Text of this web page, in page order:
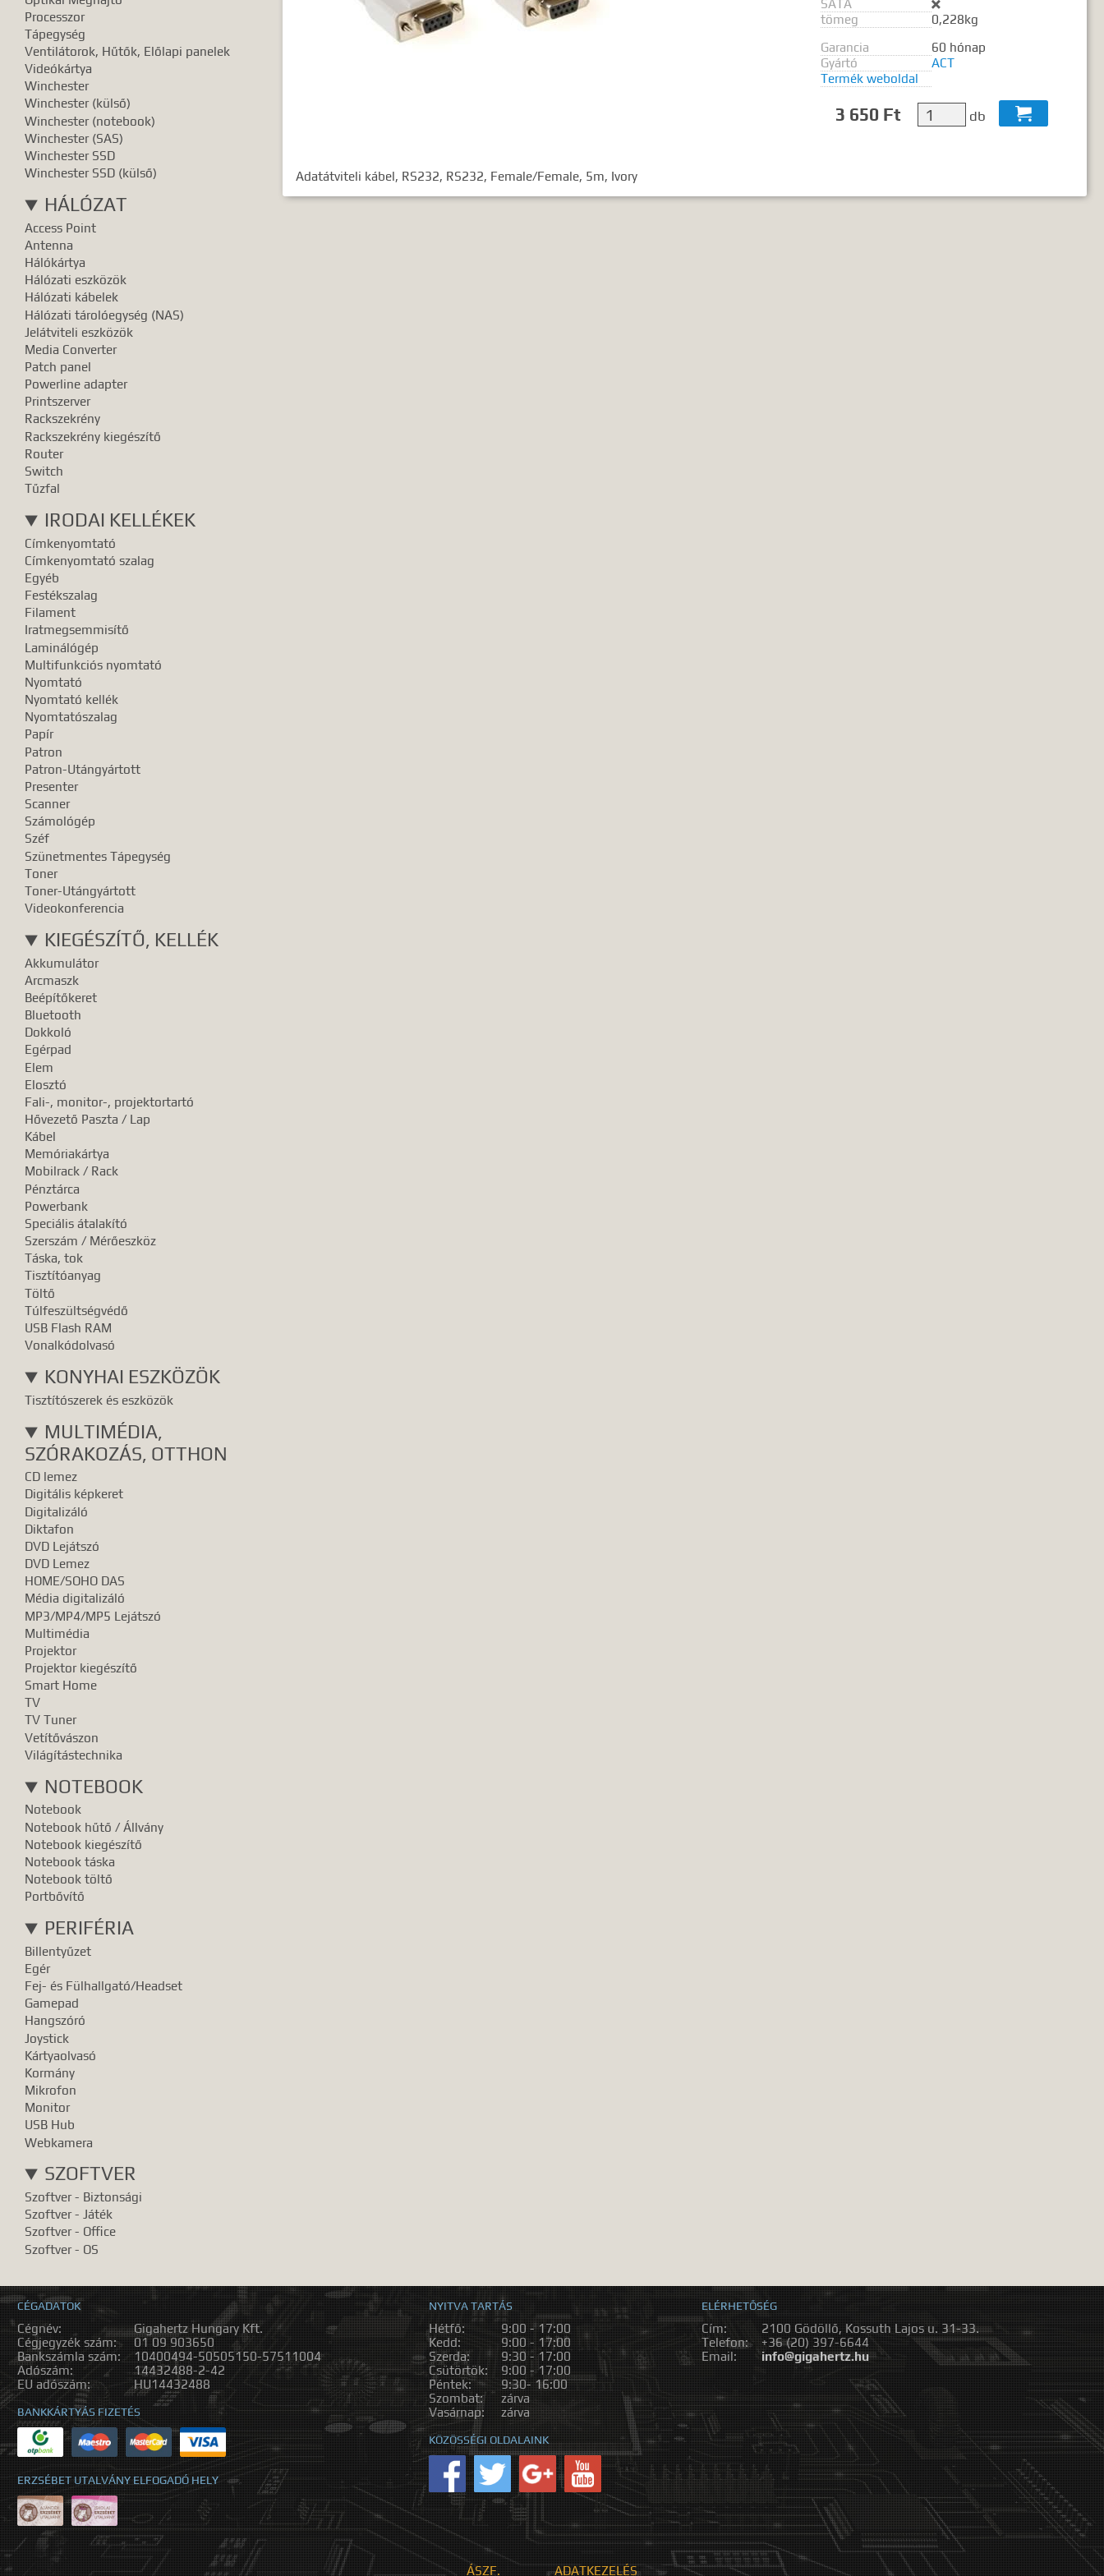
Pontos egyezéshez mindkét esetben használhatja az idézőjeleket:
Processzor
Tápegység
Ventilátorok, Hűtők, Előlapi panelek
Videókártya
Winchester
Winchester (külső)
Winchester (notebook)
Winchester (SAS)
Winchester SSD
Winchester SSD (külső)
HÁLÓZAT
Access Point
Antenna
Hálókártya
Hálózati eszközök
Hálózati kábelek
Hálózati tárolóegység (NAS)
Jelátviteli eszközök
Media Converter
Patch panel
Powerline adapter
Printszerver
Rackszekrény
Rackszekrény kiegészítő
Router
Switch
Tűzfal
IRODAI KELLÉKEK
Címkenyomtató
Címkenyomtató szalag
Egyéb
Festékszalag
Filament
Iratmegsemmisítő
Laminálógép
Multifunkciós nyomtató
Nyomtató
Nyomtató kellék
Nyomtatószalag
Papír
Patron
Patron-Utángyártott
Presenter
Scanner
Számológép
Széf
Szünetmentes Tápegység
Toner
Toner-Utángyártott
Videokonferencia
KIEGÉSZÍTŐ, KELLÉK
Akkumulátor
Arcmaszk
Beépítőkeret
Bluetooth
Dokkoló
Egérpad
Elem
Elosztó
Fali-, monitor-, projektortartó
Hővezető Paszta / Lap
Kábel
Memóriakártya
Mobilrack / Rack
Pénztárca
Powerbank
Speciális átalakító
Szerszám / Mérőeszköz
Táska, tok
Tisztítóanyag
Töltő
Túlfeszültségvédő
USB Flash RAM
Vonalkódolvasó
KONYHAI ESZKÖZÖK
Tisztítószerek és eszközök
MULTIMÉDIA,
SZÓRAKOZÁS, OTTHON
CD lemez
Digitális képkeret
Digitalizáló
Diktafon
DVD Lejátszó
DVD Lemez
HOME/SOHO DAS
Média digitalizáló
MP3/MP4/MP5 Lejátszó
Multimédia
Projektor
Projektor kiegészítő
Smart Home
TV
TV Tuner
Vetítővászon
Világítástechnika
NOTEBOOK
Notebook
Notebook hűtő / Állvány
Notebook kiegészítő
Notebook táska
Notebook töltő
Portbővítő
PERIFÉRIA
Billentyűzet
Egér
Fej- és Fülhallgató/Headset
Gamepad
Hangszóró
Joystick
Kártyaolvasó
Kormány
Mikrofon
Monitor
USB Hub
Webkamera
SZOFTVER
Szoftver - Biztonsági
Szoftver - Játék
Szoftver - Office
Szoftver - OS
SATA 
tömeg
0,228kg
Garancia
60 hónap
Gyártó
ACT
Termék weboldal
3 650 Ft db 
Adatátviteli kábel, RS232, RS232, Female/Female, 5m, Ivory
CÉGADATOK
Cégnév:
Gigahertz Hungary Kft.
Cégjegyzék szám:
01 09 903650
Bankszámla szám:
10400494-50505150-57511004
Adószám:
14432488-2-42
EU adószám:
HU14432488
BANKKÁRTYÁS FIZETÉS
ERZSÉBET UTALVÁNY ELFOGADÓ HELY
NYITVA TARTÁS
Hétfő:
9:00 - 17:00
Kedd:
9:00 - 17:00
Szerda:
9:30 - 17:00
Csütörtök:
9:00 - 17:00
Péntek:
9:30- 16:00
Szombat:
zárva
Vasárnap:
zárva
KÖZÖSSÉGI OLDALAINK
ELÉRHETŐSÉG
Cím:
2100 Gödöllő, Kossuth Lajos u. 31-33.
Telefon:
+36 (20) 397-6644
Email:
info@gigahertz.hu
ÁSZF. ADATKEZELÉS